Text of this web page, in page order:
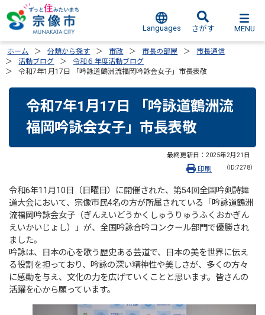
Languages さがす MENU
ホーム 分類から探す 市政 市長の部屋
市長通信
活動ブログ
令和６年度活動ブログ
令和7年1月17日 「吟詠道鶴洲流福岡吟詠会女子」市長表敬
令和7年1月17日 「吟詠道鶴洲流
福岡吟詠会女子」市長表敬
最終更新日： 2025年2月21日
（ID:7278）
印刷
令和6年11月10日（日曜日）に開催された、第54回全国吟剣詩舞
道大会において、宗像市民4名の方が所属されている「吟詠道鶴洲
流福岡吟詠会女子（ぎんえいどうかくしゅうりゅうふくおかぎん
えいかいじょし）」が、全国吟詠合吟コンクール部門で優勝され
ました。
吟詠は、日本の心を歌う歴史ある芸道で、日本の美を世界に伝え
る役割を担っており、吟詠の深い精神性や美しさが、多くの方々
に感動を与え、文化の力を広げていくことと思います。皆さんの
活躍を心から願っています。